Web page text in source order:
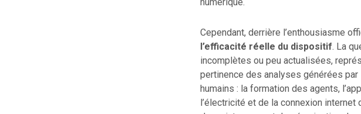
numérique.
Cependant, derrière l’enthousiasme
l’efficacité réelle du dispositif. La
incomplètes ou peu actualisées,
pertinence des analyses générées
humains : la formation des agents,
l’électricité et de la connexion